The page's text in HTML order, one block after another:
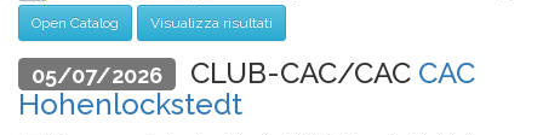
Open Catalog Visualizza risultati
05/07/2026 CLUB-CAC/CAC CAC
Hohenlockstedt